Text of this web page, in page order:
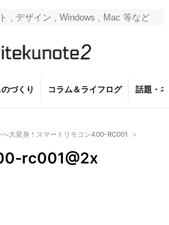
づくり コラム＆ライフログ 話題・
大変身！スマートリモコン400-RC001
>
rc001@2x